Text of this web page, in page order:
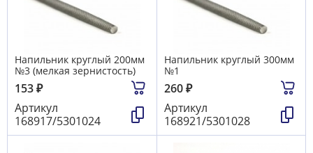
Напильник круглый 200мм
№3 (мелкая зернистость)
153₽
Артикул
168917/5301024
Напильник круглый 300мм
№1
260₽
Артикул
168921/5301028